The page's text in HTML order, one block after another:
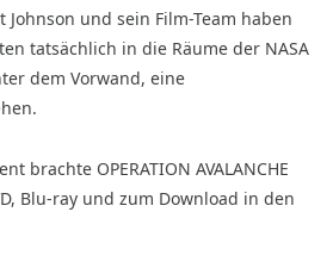
und sein Film-Team haben
tatsächlich in die Räume der NASA
dem Vorwand, eine
brachte OPERATION AVALANCHE
Blu-ray und zum Download in den